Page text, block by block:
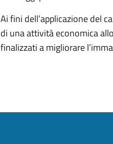
Ai fini dell’applicazione del
di una attività economica
finalizzati a migliorare